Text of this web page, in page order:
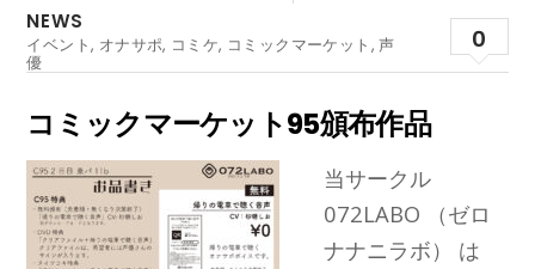
NEWS
イベント, オナサポ, コミケ, コミックマーケット ,声
優
0
コミックマーケット95頒布作品
当サークル
072LABO （ゼロ
ナナニラボ） は